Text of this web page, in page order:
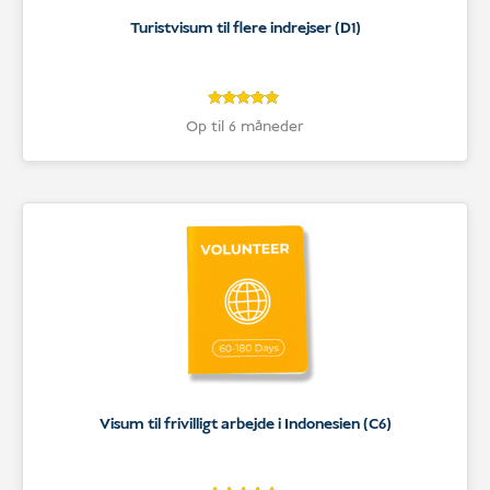
Turistvisum til flere indrejser (D1)
Bedømt
som
Op til 6 måneder
Visum til frivilligt arbejde i Indonesien (C6)